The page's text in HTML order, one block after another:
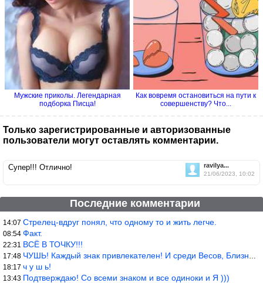
Мужские приколы. Легендарная
подборка Писца!
Как вовремя остановиться на пути к
совершенству? Что...
Только зарегистрированные и авторизованные
пользователи могут оставлять комментарии.
ravilya...
21/06/2023, 10:02
Супер!!! Отлично!
Последние комментарии
14:07 Стрелец-вдруг понял, что одному то и жить легче.
08:54 Факт.
22:31 ВСЁ В ТОЧКУ!!!
17:48 ЧУШЬ! Каждый знак привлекателен! И среди Весов, Близнецов встреч
18:17 ч у ш ь!
13:43 Подтверждаю! Со всеми знаком и все одиноки и Я )))